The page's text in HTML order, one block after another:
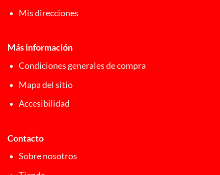
Mis direcciones
Más información
Condiciones generales de compra
Mapa del sitio
Accesibilidad
Contacto
Sobre nosotros